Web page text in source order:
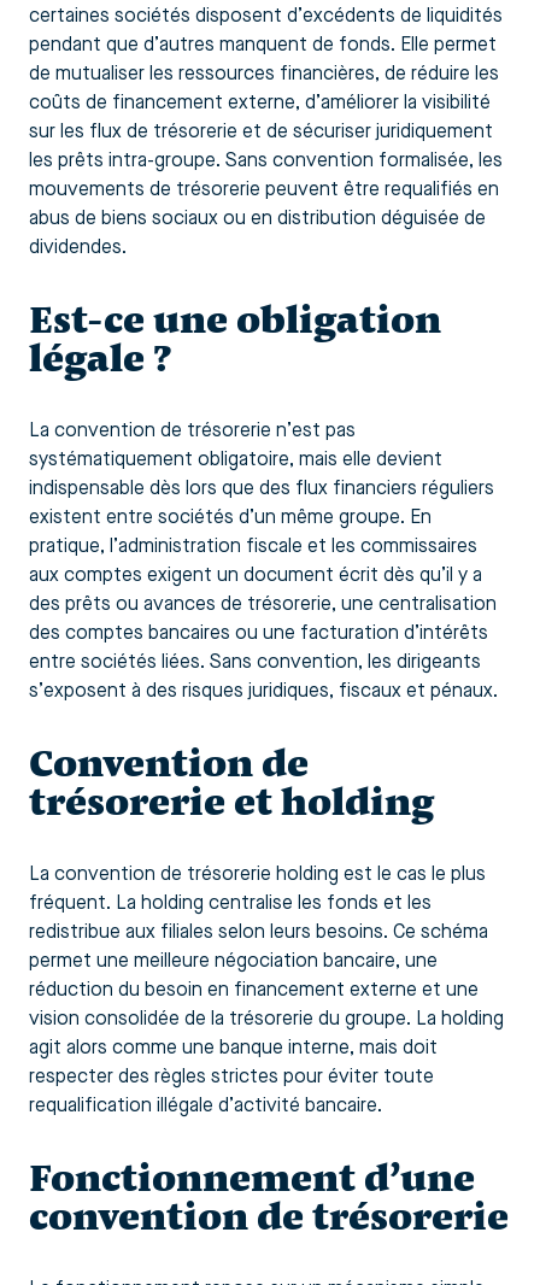
certaines sociétés disposent d’excédents de liquidités
pendant que d’autres manquent de fonds. Elle permet
de mutualiser les ressources financières, de réduire les
coûts de financement externe, d’améliorer la visibilité
sur les flux de trésorerie et de sécuriser juridiquement
les prêts intra-groupe. Sans convention formalisée, les
mouvements de trésorerie peuvent être requalifiés en
abus de biens sociaux ou en distribution déguisée de
dividendes.
Est-ce une obligation
légale ?
La convention de trésorerie n’est pas
systématiquement obligatoire, mais elle devient
indispensable dès lors que des flux financiers réguliers
existent entre sociétés d’un même groupe. En
pratique, l’administration fiscale et les commissaires
aux comptes exigent un document écrit dès qu’il y a
des prêts ou avances de trésorerie, une centralisation
des comptes bancaires ou une facturation d’intérêts
entre sociétés liées. Sans convention, les dirigeants
s’exposent à des risques juridiques, fiscaux et pénaux.
Convention de
trésorerie et holding
La convention de trésorerie holding est le cas le plus
fréquent. La holding centralise les fonds et les
redistribue aux filiales selon leurs besoins. Ce schéma
permet une meilleure négociation bancaire, une
réduction du besoin en financement externe et une
vision consolidée de la trésorerie du groupe. La holding
agit alors comme une banque interne, mais doit
respecter des règles strictes pour éviter toute
requalification illégale d’activité bancaire.
Fonctionnement d’une
convention de trésorerie